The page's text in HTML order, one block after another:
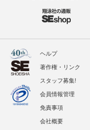
ヘルプ
著作権・リンク
スタッフ募集!
会員情報管理
免責事項
会社概要